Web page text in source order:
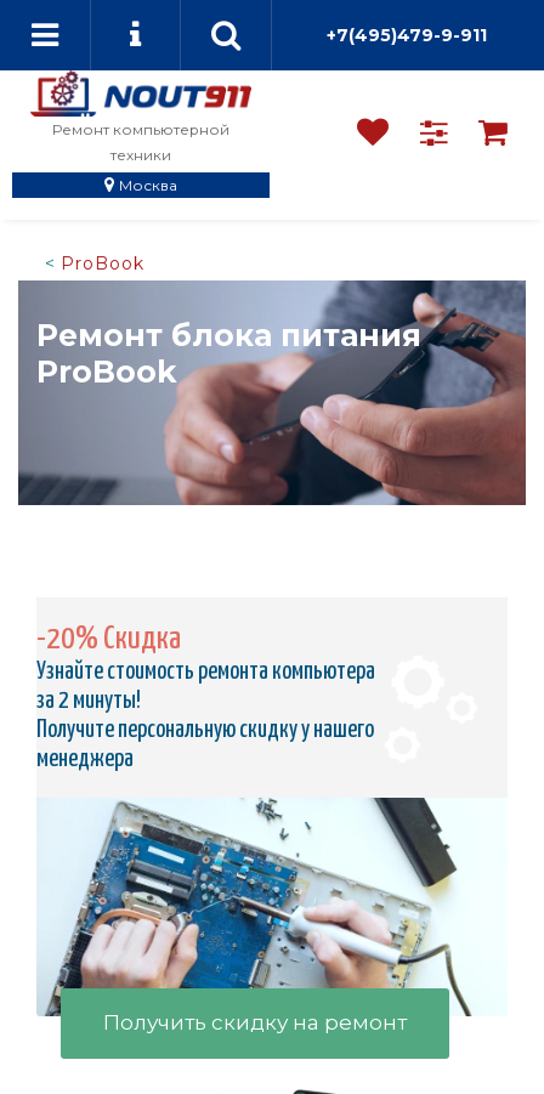
+7(495)479-9-911
Ремонт компьютерной
техники
Москва
ProBook
Ремонт блока питания
ProBook
-20% Скидка
Узнайте стоимость ремонта компьютера
за 2 минуты!
Получите персональную скидку у нашего
менеджера
Получить скидку на ремонт